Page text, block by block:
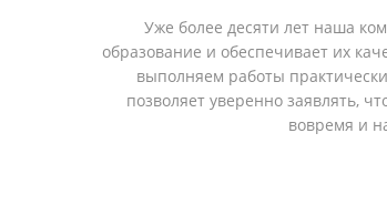
Уже более десяти лет наша
образование и обеспечивает их
выполняем работы
позволяет уверенно заявлять,
вовремя и